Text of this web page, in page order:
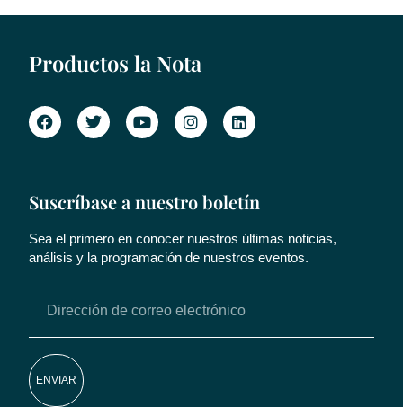
Productos la Nota
Suscríbase a nuestro boletín
Sea el primero en conocer nuestros últimas noticias,
análisis y la programación de nuestros eventos.
ENVIAR